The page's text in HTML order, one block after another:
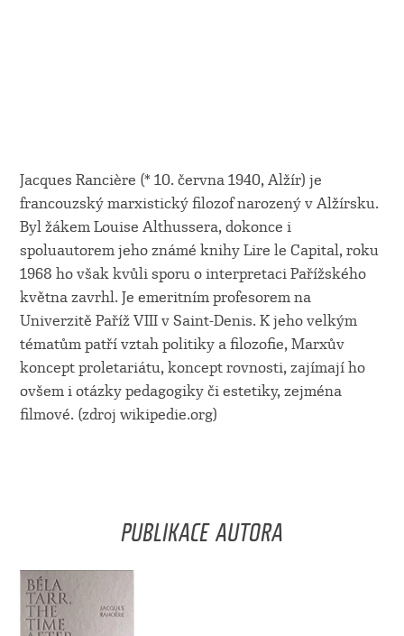
Jacques Rancière (* 10. června 1940, Alžír) je
francouzský marxistický filozof narozený v Alžírsku.
Byl žákem Louise Althussera, dokonce i
spoluautorem jeho známé knihy Lire le Capital, roku
1968 ho však kvůli sporu o interpretaci Pařížského
května zavrhl. Je emeritním profesorem na
Univerzitě Paříž VIII v Saint-Denis. K jeho velkým
tématům patří vztah politiky a filozofie, Marxův
koncept proletariátu, koncept rovnosti, zajímají ho
ovšem i otázky pedagogiky či estetiky, zejména
filmové. (zdroj wikipedie.org)
PUBLIKACE AUTORA